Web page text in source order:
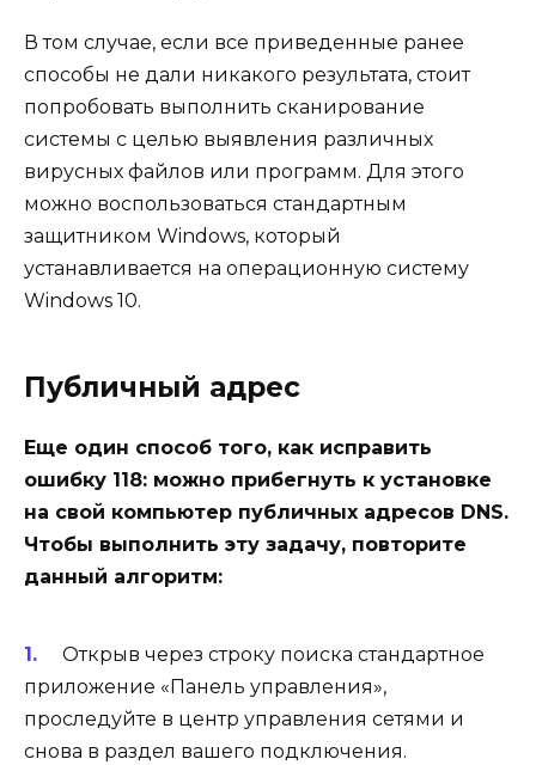
В том случае, если все приведенные ранее
способы не дали никакого результата, стоит
попробовать выполнить сканирование
системы с целью выявления различных
вирусных файлов или программ. Для этого
можно воспользоваться стандартным
защитником Windows, который
устанавливается на операционную систему
Windows 10.
Публичный адрес
Еще один способ того, как исправить
ошибку 118: можно прибегнуть к установке
на свой компьютер публичных адресов DNS.
Чтобы выполнить эту задачу, повторите
данный алгоритм:
Открыв через строку поиска стандартное
приложение «Панель управления»,
проследуйте в центр управления сетями и
снова в раздел вашего подключения.